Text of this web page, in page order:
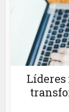
Líderes